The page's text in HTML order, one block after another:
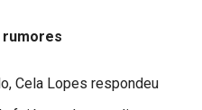
Cela Lopes respondeu